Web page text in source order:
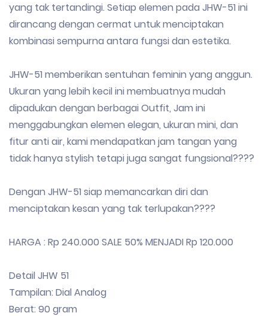
yang tak tertandingi. Setiap elemen pada JHW-51 ini
dirancang dengan cermat untuk menciptakan
kombinasi sempurna antara fungsi dan estetika.
JHW-51 memberikan sentuhan feminin yang anggun.
Ukuran yang lebih kecil ini membuatnya mudah
dipadukan dengan berbagai Outfit, Jam ini
menggabungkan elemen elegan, ukuran mini, dan
fitur anti air, kami mendapatkan jam tangan yang
tidak hanya stylish tetapi juga sangat fungsional????
Dengan JHW-51 siap memancarkan diri dan
menciptakan kesan yang tak terlupakan????
HARGA : Rp 240.000 SALE 50% MENJADI Rp 120.000
Detail JHW 51
Tampilan: Dial Analog
Berat: 90 gram